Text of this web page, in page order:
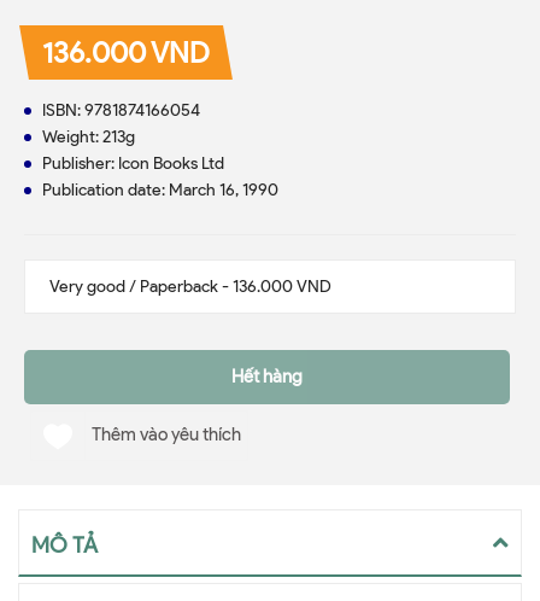
136.000 VND
ISBN: 9781874166054
Weight: 213g
Publisher: Icon Books Ltd
Publication date: March 16, 1990
Hết hàng
Thêm vào yêu thích
MÔ TẢ